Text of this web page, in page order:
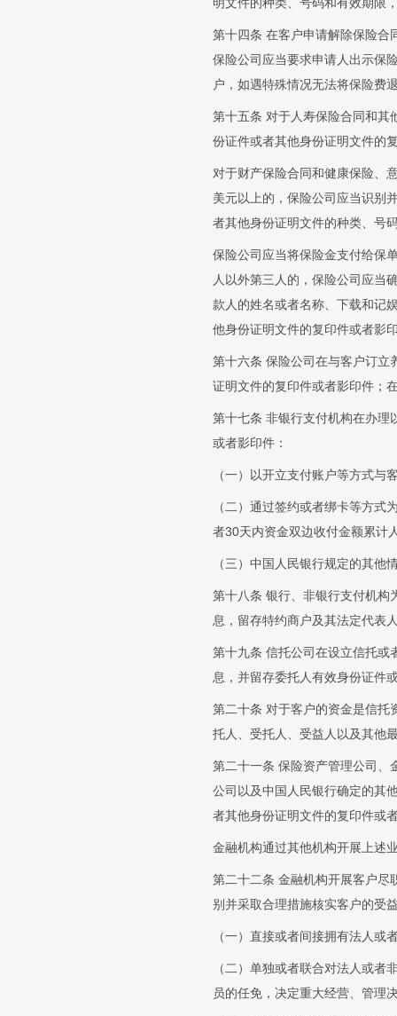
第十四条 在客户申请解除保险合
保险公司应当要求申请人出示保
户，如遇特殊情况无法将保险费
第十五条 对于人寿保险合同和其
份证件或者其他身份证明文件的
对于财产保险合同和健康保险、
美元以上的，保险公司应当识别
者其他身份证明文件的种类、号
保险公司应当将保险金支付给保
人以外第三人的，保险公司应当
款人的姓名或者名称、下载和记
他身份证明文件的复印件或者影
第十六条 保险公司在与客户订立
证明文件的复印件或者影印件；
第十七条 非银行支付机构在办理
或者影印件：
（一）以开立支付账户等方式
（二）通过签约或者绑卡等方
者30天内资金双边收付金额累计
（三）中国人民银行规定的其他
第十八条 银行、非银行支付机构
息，留存特约商户及其法定代表
第十九条 信托公司在设立信托或
息，并留存委托人有效身份证件
第二十条 对于客户的资金是信托
托人、受托人、受益人以及其他
第二十一条 保险资产管理公司、
公司以及中国人民银行确定的其
者其他身份证明文件的复印件或
金融机构通过其他机构开展上述
第二十二条 金融机构开展客户尽
别并采取合理措施核实客户的受
（一）直接或者间接拥有法人
（二）单独或者联合对法人或
员的任免，决定重大经营、管理